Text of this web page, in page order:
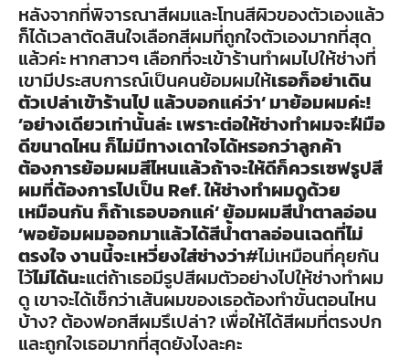
หลังจากที่พิจารณาสีผมและโทนสีผิวของตัวเองแล้ว
ก็ได้เวลาตัดสินใจเลือกสีผมที่ถูกใจตัวเองมากที่สุด
แล้วค่ะ หากสาวๆ เลือกที่จะเข้าร้านทำผมไปให้ช่างที่
เขามีประสบการณ์เป็นคนย้อมผมให้เธอก็อย่าเดิน
ตัวเปล่าเข้าร้านไป แล้วบอกแค่ว่า‘ มาย้อมผมค่ะ!
’อย่างเดียวเท่านั้นล่ะ เพราะต่อให้ช่างทำผมจะฝีมือ
ดีขนาดไหน ก็ไม่มีทางเดาใจได้หรอกว่าลูกค้า
ต้องการย้อมผมสีไหนแล้วถ้าจะให้ดีก็ควรเซฟรูปสี
ผมที่ต้องการไปเป็น Ref. ให้ช่างทำผมดูด้วย
เหมือนกัน ก็ถ้าเธอบอกแค่‘ ย้อมผมสีน้ำตาลอ่อน
’พอย้อมผมออกมาแล้วได้สีน้ำตาลอ่อนเฉดที่ไม่
ตรงใจ งานนี้จะเหวี่ยงใส่ช่างว่า#ไม่เหมือนที่คุยกัน
ไว้ไม่ได้นะแต่ถ้าเธอมีรูปสีผมตัวอย่างไปให้ช่างทำผม
ดู เขาจะได้เช็กว่าเส้นผมของเธอต้องทำขั้นตอนไหน
บ้าง? ต้องฟอกสีผมรึเปล่า? เพื่อให้ได้สีผมที่ตรงปก
และถูกใจเธอมากที่สุดยังไงละคะ